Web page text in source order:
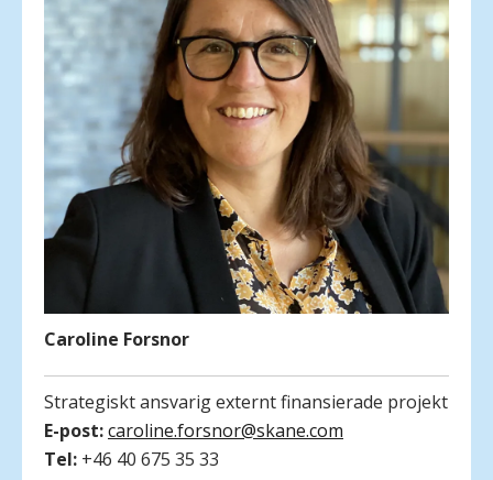
Caroline Forsnor
Strategiskt ansvarig externt finansierade projekt
E-post:caroline.forsnor@skane.com
Tel: +46 40 675 35 33